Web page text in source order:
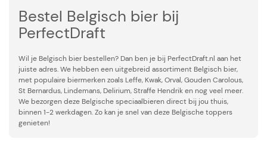
Bestel Belgisch bier bij
PerfectDraft
Wil je Belgisch bier bestellen? Dan ben je bij PerfectDraft.nl aan het
juiste adres. We hebben een uitgebreid assortiment Belgisch bier,
met populaire biermerken zoals Leffe, Kwak, Orval, Gouden Carolous,
St Bernardus, Lindemans, Delirium, Straffe Hendrik en nog veel meer.
We bezorgen deze Belgische speciaalbieren direct bij jou thuis,
binnen 1-2 werkdagen. Zo kan je snel van deze Belgische toppers
genieten!